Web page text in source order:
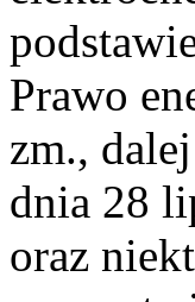
Prawo
zm.,
dnia 28
oraz